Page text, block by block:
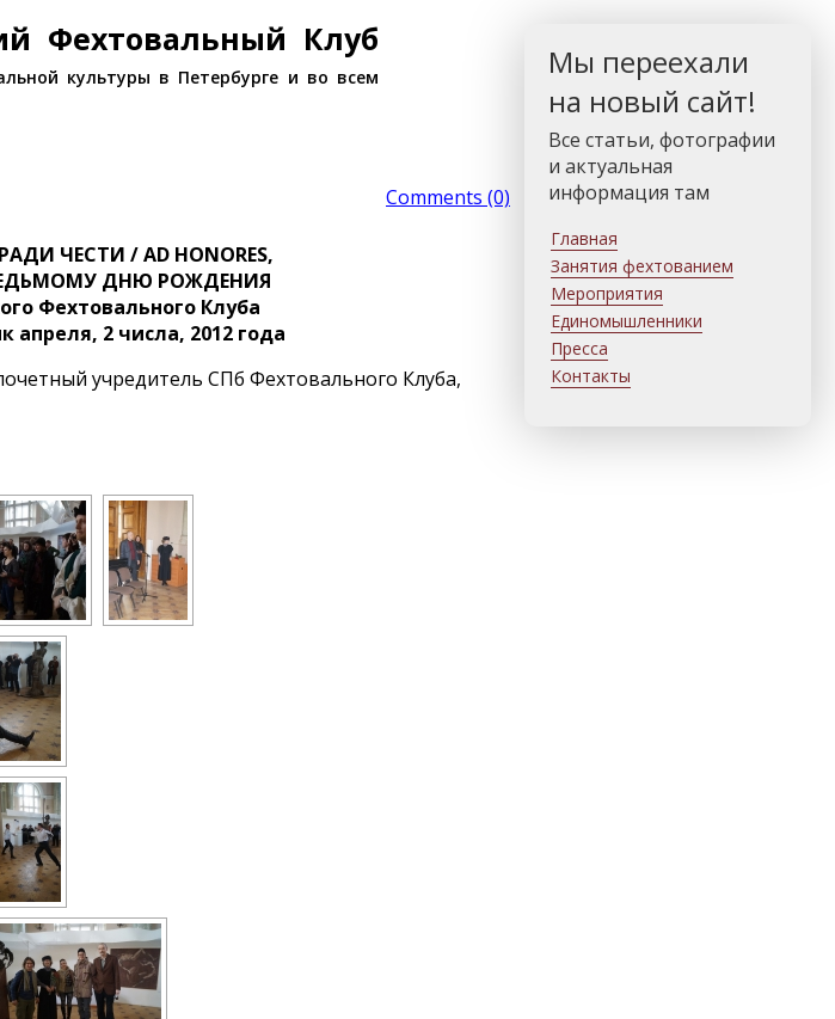
Мы переехали
на новый сайт!
Все статьи, фотографии
и актуальная
информация там
Главная
Занятия фехтованием
Мероприятия
Единомышленники
Пресса
Контакты
Фехтовальный Клуб
культуры в Петербурге и во всем
Comments (0)
ЧЕСТИ / AD HONORES,
ДНЮ РОЖДЕНИЯ
Фехтовального Клуба
апреля, 2 числа, 2012 года
учредитель СПб Фехтовального Клуба,